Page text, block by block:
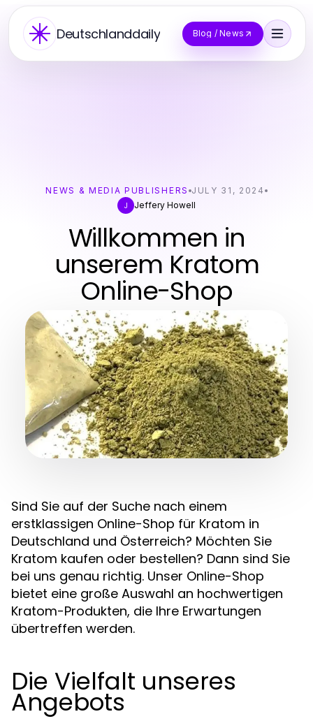
Deutschlanddaily Blog / News
NEWS & MEDIA PUBLISHERS JULY 31, 2024
J
Jeffery Howell
Willkommen in
unserem Kratom
Online-Shop
Sind Sie auf der Suche nach einem
erstklassigen Online-Shop für Kratom in
Deutschland und Österreich? Möchten Sie
Kratom kaufen oder bestellen? Dann sind Sie
bei uns genau richtig. Unser Online-Shop
bietet eine große Auswahl an hochwertigen
Kratom-Produkten, die Ihre Erwartungen
übertreffen werden.
Die Vielfalt unseres
Angebots